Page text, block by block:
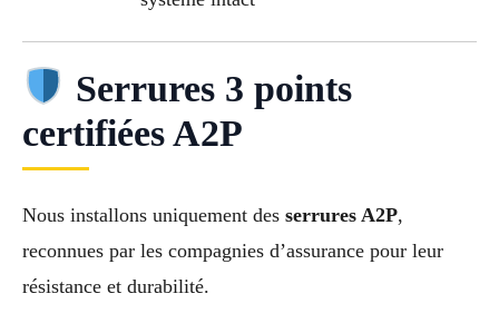
Serrures 3 points
certifiées A2P
Nous installons uniquement des serrures A2P,
reconnues par les compagnies d’assurance pour leur
résistance et durabilité.